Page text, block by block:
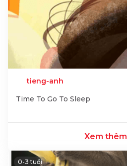
tieng-anh
Time To Go To Sleep
Xem thêm
0-3 tuổi